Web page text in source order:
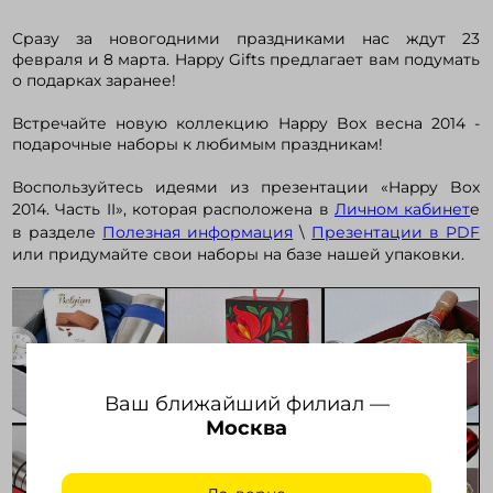
Ваш ближайший филиал —
Москва
Сразу за новогодними праздниками нас ждут 23
февраля и 8 марта. Happy Gifts предлагает вам подумать
о подарках заранее!
Встречайте новую коллекцию Happy Box весна 2014 -
подарочные наборы к любимым праздникам!
Воспользуйтесь идеями из презентации «Happy Box
2014. Часть II», которая расположена в Личном кабинете
в разделе Полезная информация \ Презентации в PDF
или придумайте свои наборы на базе нашей упаковки.
Войти в кабинет
Зарегистрироваться